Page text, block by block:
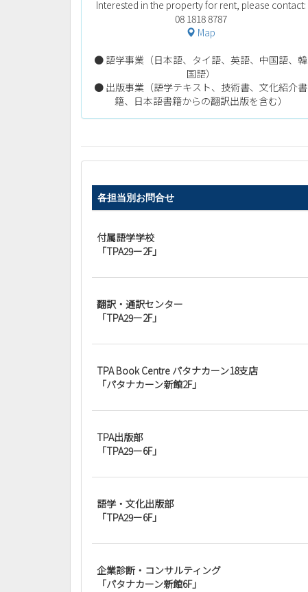
Interested in the property for rent, please contact:
08 1818 8787
Map
● 語学事業（日本語、タイ語、英語、中国語、韓
国語）
● 出版事業（語学テキスト、技術書、文化紹介書
籍、日本語書籍からの翻訳出版を含む）
各担当別お問合せ
付属語学学校
「TPA29ー2F」
翻訳・通訳センター
「TPA29ー2F」
TPA Book Centre パタナカーン18支店
「パタナカーン新館2F」
TPA出版部
「TPA29ー6F」
語学・文化出版部
「TPA29ー6F」
企業診断・コンサルティング
「パタナカーン新館6F」